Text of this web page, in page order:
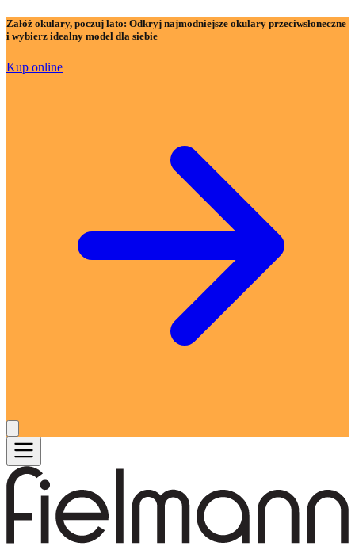
Załóż okulary, poczuj lato: Odkryj najmodniejsze okulary przeciwsłoneczne
i wybierz idealny model dla siebie
Kup online